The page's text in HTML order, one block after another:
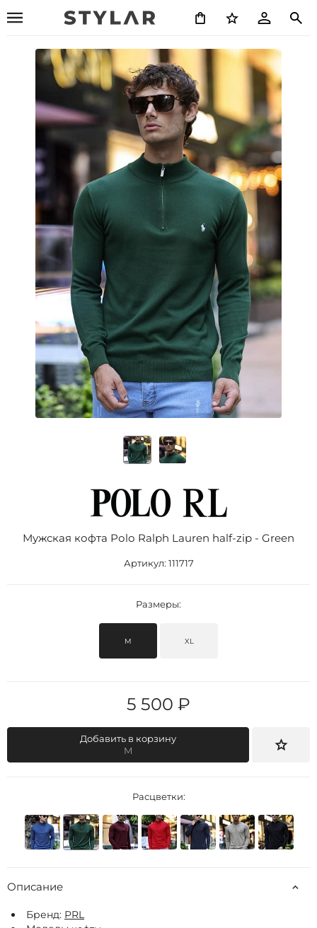
Мужская кофта Роlо Ralрh Lаurеn half-zip - Green
Артикул: 111717
Размеры:
M XL
5 500 ₽
Добавить в корзину
M
Расцветки:
Описание
Бренд: РRL